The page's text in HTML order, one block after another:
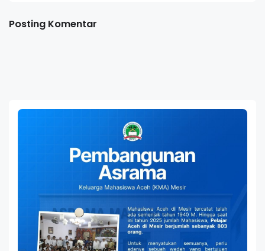
Posting Komentar